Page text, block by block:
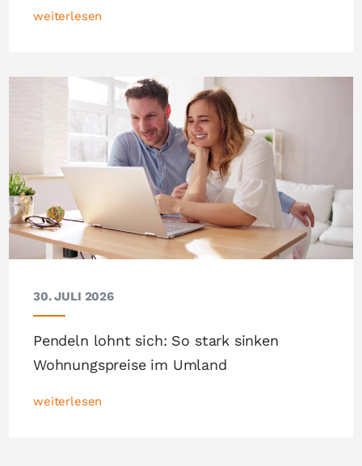
weiterlesen
30. JULI 2026
Pendeln lohnt sich: So stark sinken
Wohnungspreise im Umland
weiterlesen